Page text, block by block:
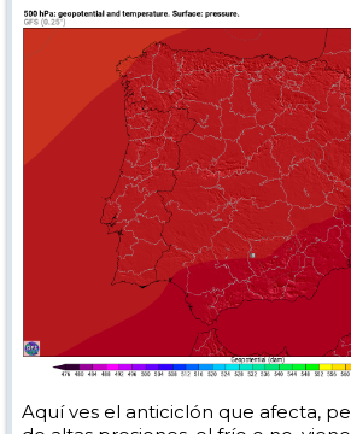
Aquí ves el anticiclón que afecta,